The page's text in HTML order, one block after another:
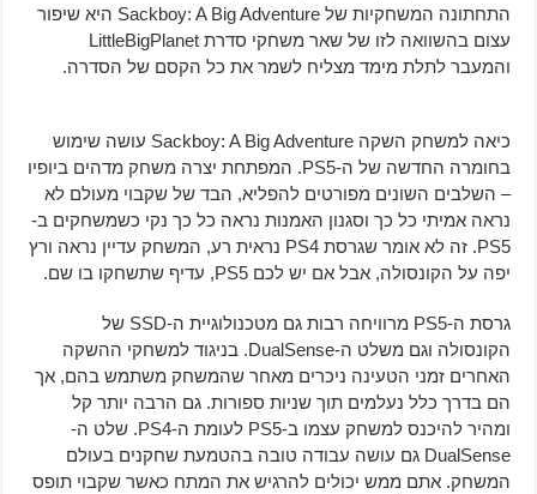
התחתונה המשחקיות של Sackboy: A Big Adventure היא שיפור
עצום בהשוואה לזו של שאר משחקי סדרת LittleBigPlanet
והמעבר לתלת מימד מצליח לשמר את כל הקסם של הסדרה.
כיאה למשחק השקה Sackboy: A Big Adventure עושה שימוש
בחומרה החדשה של ה-PS5. המפתחת יצרה משחק מדהים ביופיו
– השלבים השונים מפורטים להפליא, הבד של שקבוי מעולם לא
נראה אמיתי כל כך וסגנון האמנות נראה כל כך נקי כשמשחקים ב-
PS5. זה לא אומר שגרסת PS4 נראית רע, המשחק עדיין נראה ורץ
יפה על הקונסולה, אבל אם יש לכם PS5, עדיף שתשחקו בו שם.
גרסת ה-PS5 מרוויחה רבות גם מטכנולוגיית ה-SSD של
הקונסולה וגם משלט ה-DualSense. בניגוד למשחקי ההשקה
האחרים זמני הטעינה ניכרים מאחר שהמשחק משתמש בהם, אך
הם בדרך כלל נעלמים תוך שניות ספורות. גם הרבה יותר קל
ומהיר להיכנס למשחק עצמו ב-PS5 לעומת ה-PS4. שלט ה-
DualSense גם עושה עבודה טובה בהטמעת שחקנים בעולם
המשחק. אתם ממש יכולים להרגיש את המתח כאשר שקבוי תופס